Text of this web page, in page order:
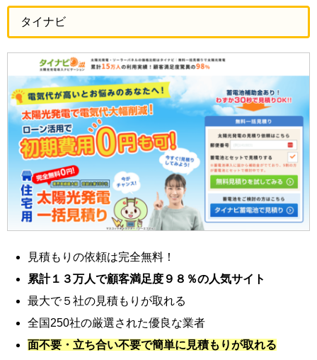
タイナビ
見積もりの依頼は完全無料！
累計１３万人で顧客満足度９８％の人気サイト
最大で５社の見積もりが取れる
全国250社の厳選された優良な業者
面不要・立ち合い不要で簡単に見積もりが取れる